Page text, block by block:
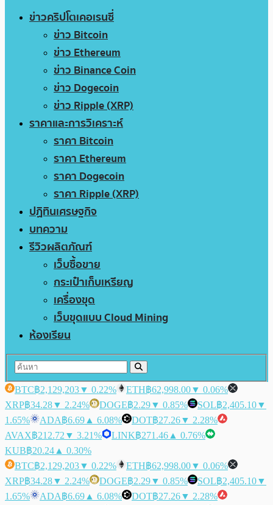
ข่าวคริปโตเคอเรนซี่
ข่าว Bitcoin
ข่าว Ethereum
ข่าว Binance Coin
ข่าว Dogecoin
ข่าว Ripple (XRP)
ราคาและการวิเคราะห์
ราคา Bitcoin
ราคา Ethereum
ราคา Dogecoin
ราคา Ripple (XRP)
ปฏิทินเศรษฐกิจ
บทความ
รีวิวผลิตภัณฑ์
เว็บซื้อขาย
กระเป๋าเก็บเหรียญ
เครื่องขุด
เว็บขุดแบบ Cloud Mining
ห้องเรียน
BTC฿2,129,203▼ 0.22% ETH฿62,998.00▼ 0.06%
XRP฿34.28▼ 2.24% DOGE฿2.29▼ 0.85% SOL฿2,405.10▼
1.65%
ADA฿6.69 ▲ 6.08% DOT฿27.26▼ 2.28%
AVAX฿212.72 ▼ 3.21% LINK฿271.46 ▲ 0.76%
KUB฿20.24 ▲ 0.30%
BTC฿2,129,203▼ 0.22% ETH฿62,998.00▼ 0.06%
XRP฿34.28▼ 2.24% DOGE฿2.29▼ 0.85% SOL฿2,405.10▼
1.65%
ADA฿6.69 ▲ 6.08% DOT฿27.26▼ 2.28%